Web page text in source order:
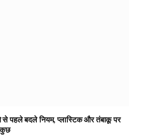
से पहले बदले नियम, प्लास्टिक और तंबाकू पर
कुछ